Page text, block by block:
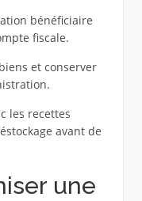
bénéficiaire
fiscale.
et conserver
les recettes
avant de
une